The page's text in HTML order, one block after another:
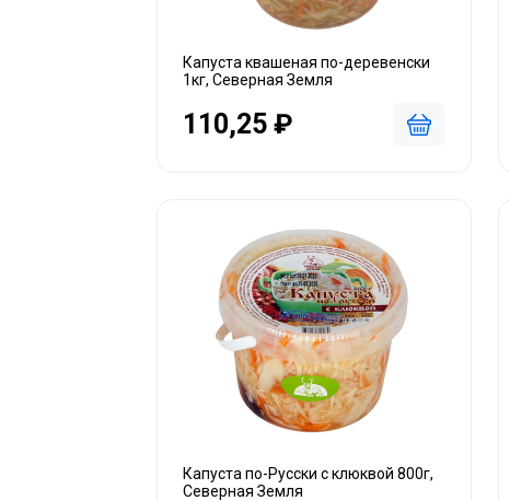
Капуста квашеная по-деревенски
1кг, Северная Земля
110,25 ₽
Капуста по-Русски с клюквой 800г,
Северная Земля